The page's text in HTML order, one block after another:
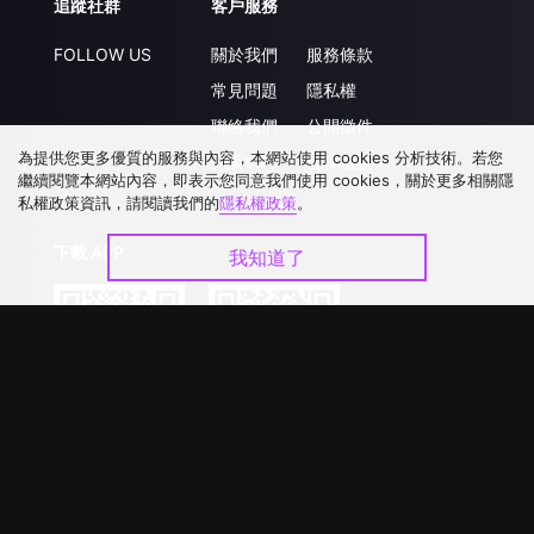
追蹤社群
FOLLOW US
客戶服務
關於我們
常見問題
聯絡我們
升級VIP
服務條款
隱私權
公開徵件
合作洽談
為提供您更多優質的服務與內容，本網站使用 cookies 分析技術。若您
繼續閱覽本網站內容，即表示您同意我們使用 cookies，關於更多相關隱
私權政策資訊，請閱讀我們的隱私權政策。
我知道了